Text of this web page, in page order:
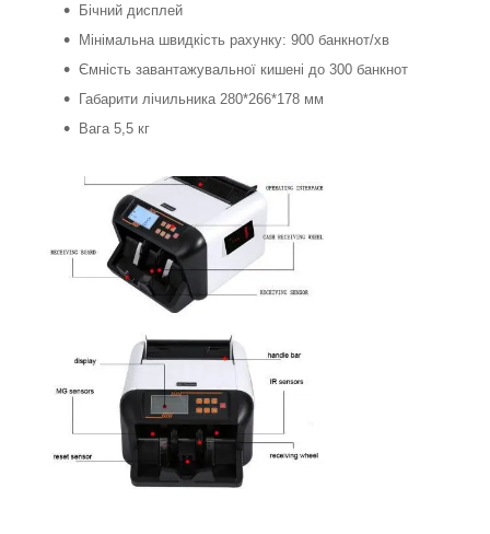
Бічний дисплей
Мінімальна швидкість рахунку: 900 банкнот/хв
Ємність завантажувальної кишені до 300 банкнот
Габарити лічильника 280*266*178 мм
Вага 5,5 кг